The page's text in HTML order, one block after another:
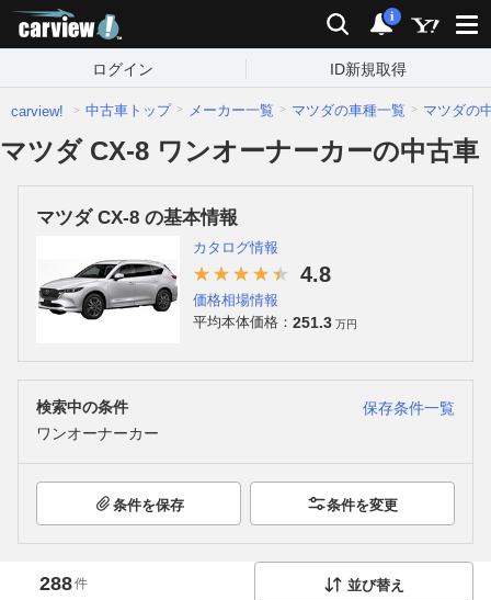
検索 通知
i
ログイン ID新規取得
carview! 中古車トップ メーカー一覧 マツダの車種一覧 マツダの
マツダ CX-8 ワンオーナーカーの中古車
マツダ CX-8 の基本情報
カタログ情報
4.8
価格相場情報
平均本体価格： 251.3 万円
検索中の条件
保存条件一覧
ワンオーナーカー
条件を保存 条件を変更
288件 並び替え